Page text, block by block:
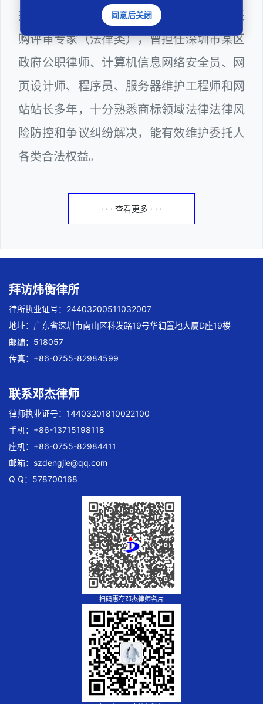
兼任深圳市人民政府听证员、深圳市政府采
购评审专家（法律类），曾担任深圳市某区
政府公职律师、计算机信息网络安全员、网
页设计师、程序员、服务器维护工程师和网
站站长多年，十分熟悉商标领域法律法律风
险防控和争议纠纷解决，能有效维护委托人
各类合法权益。
· · · 查看更多 · · ·
拜访炜衡律所
律所执业证号：24403200511032007
地址：广东省深圳市南山区科发路19号华润置地大厦D座19楼
邮编：518057
传真：+86-0755-82984599
联系邓杰律师
律师执业证号：14403201810022100
手机：+86-13715198118
座机：+86-0755-82984411
邮箱： szdengjie@qq.com
Q Q：578700168
扫码惠存邓杰律师名片
同意后关闭